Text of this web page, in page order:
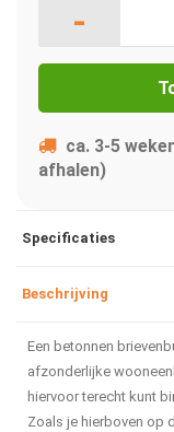
-
ca. 3-5
afhalen)
Specificaties
Beschrijving
Een betonnen
afzonderlijke
hiervoor terecht kunt
Zoals je hierboven op